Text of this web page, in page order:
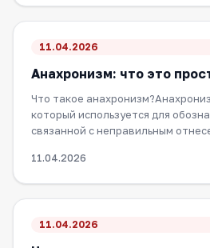
11.04.2026
Анахронизм: что это
Что такое
который используется для
связанной с неправильным
11.04.2026
11.04.2026